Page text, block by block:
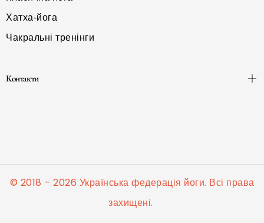
Хатха-йога
Чакральні тренінги
Контакти
© 2018 – 2026 Українська федерація йоги. Всі права
захищені.